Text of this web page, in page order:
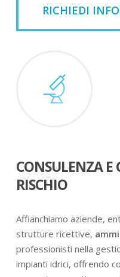
RICHIEDI
CONSULENZA E
RISCHIO
Affianchiamo aziende,
strutture ricettive,
professionisti nella
impianti idrici, offrendo